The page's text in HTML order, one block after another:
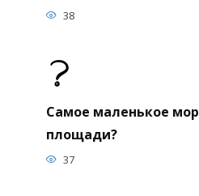
38
Самое маленькое
площади?
37